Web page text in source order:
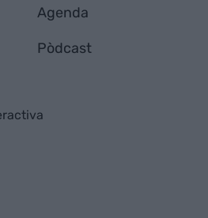
Agenda
Pòdcast